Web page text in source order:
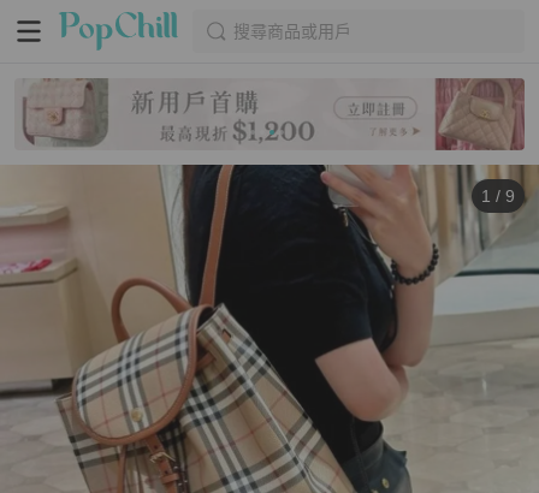
搜尋商品或用戶
1 / 9